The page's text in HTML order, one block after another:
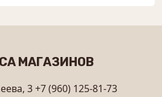
МАГАЗИНОВ
3+7 (960) 125-81-73